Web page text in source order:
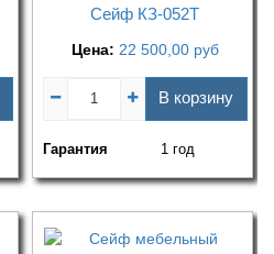
Сейф КЗ-052Т
Цена: 22 500,00 руб
В корзину
Гарантия 1 год